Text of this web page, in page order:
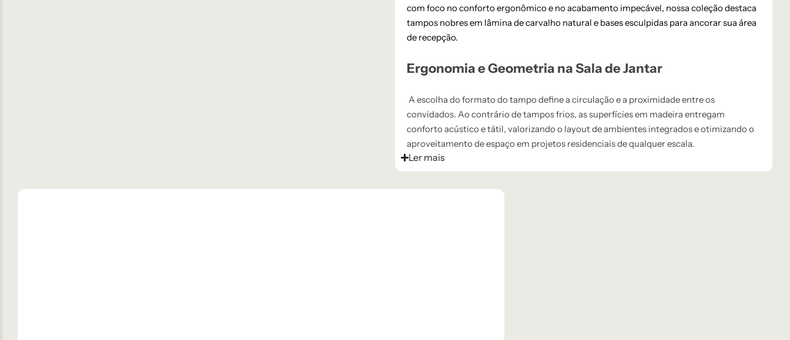
com foco no conforto ergonômico e no acabamento impecável, nossa coleção destaca
tampos nobres em lâmina de carvalho natural e bases esculpidas para ancorar sua área
de recepção.
Ergonomia e Geometria na Sala de Jantar
A escolha do formato do tampo define a circulação e a proximidade entre os
convidados. Ao contrário de tampos frios, as superfícies em madeira entregam
conforto acústico e tátil, valorizando o layout de ambientes integrados e otimizando o
aproveitamento de espaço em projetos residenciais de qualquer escala.
Ler mais